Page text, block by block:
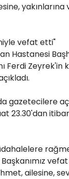
yakınlarına
vefat etti"
Hastanesi
Ferdi
gazetecilere
23.30'dan
ailesine,